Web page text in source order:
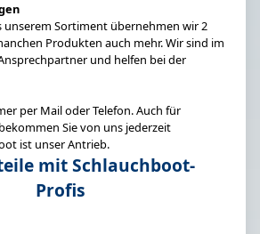
unserem Sortiment übernehmen wir 2
Produkten auch mehr. Wir sind im
und helfen bei der
per Mail oder Telefon. Auch für
Sie von uns jederzeit
ist unser Antrieb.
mit Schlauchboot-
Profis